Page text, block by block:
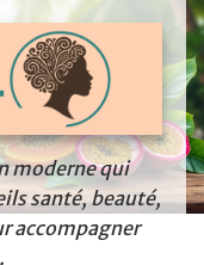
moderne qui
santé, beauté,
accompagner